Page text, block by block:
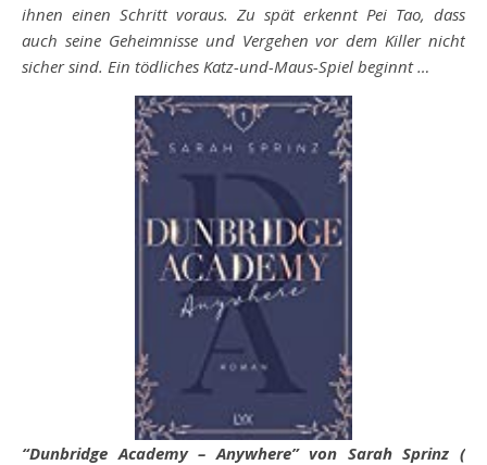
ihnen einen Schritt voraus. Zu spät erkennt Pei Tao, dass
auch seine Geheimnisse und Vergehen vor dem Killer nicht
sicher sind. Ein tödliches Katz-und-Maus-Spiel beginnt …
“Dunbridge Academy – Anywhere” von Sarah Sprinz (